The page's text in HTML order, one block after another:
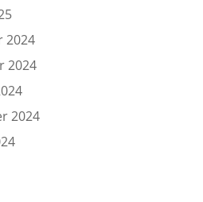
2024
2024
2024